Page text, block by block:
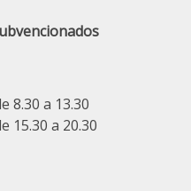
8.30 a 13.30
15.30 a 20.30